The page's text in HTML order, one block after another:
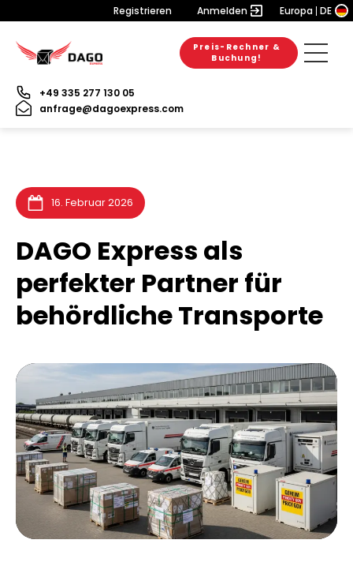
Registrieren Anmelden Europa DE
Preis-Rechner &
Buchung!
+49 335 277 130 05
anfrage@dagoexpress.com
16. Februar 2026
DAGO Express als
perfekter Partner für
behördliche Transporte
6. August 2026
31. Juli 2026
28. Juli 2026